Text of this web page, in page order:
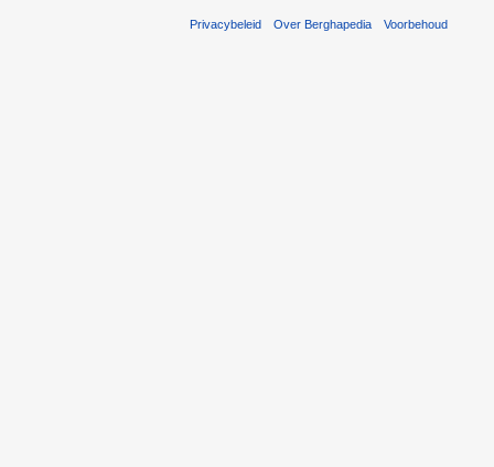
Privacybeleid Over Berghapedia Voorbehoud